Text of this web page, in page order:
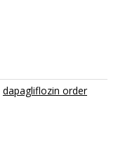
dapagliflozin order